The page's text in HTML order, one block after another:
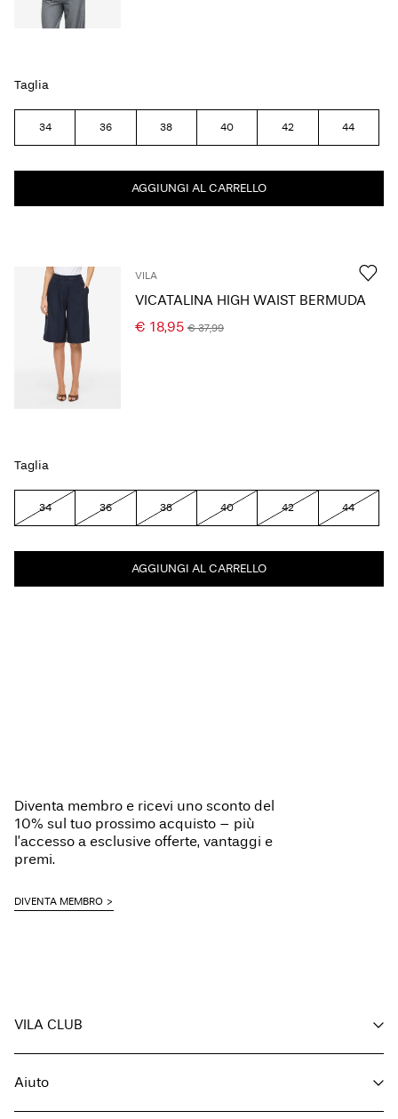
Taglia
34 36 38 40 42 44
AGGIUNGI AL CARRELLO
VILA
VICATALINA HIGH WAIST BERMUDA
€ 18,95 € 37,99
Taglia
34 36 38 40 42 44
AGGIUNGI AL CARRELLO
Diventa membro e ricevi uno sconto del
10% sul tuo prossimo acquisto – più
l’accesso a esclusive offerte, vantaggi e
premi.
DIVENTA MEMBRO
VILA CLUB
Diventa membro
Il mio account
Aiuto